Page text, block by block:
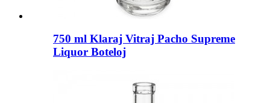
750 ml Klaraj Vitraj Pacho Supreme
Liquor Boteloj